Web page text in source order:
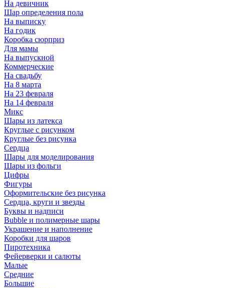
На девичник
Шар определения пола
На выписку
На годик
Коробка сюрприз
Для мамы
На выпускной
Коммерческие
На свадьбу
На 8 марта
На 23 февраля
На 14 февраля
Микс
Шары из латекса
Круглые с рисунком
Круглые без рисунка
Сердца
Шары для моделирования
Шары из фольги
Цифры
Фигуры
Оформительские без рисунка
Сердца, круги и звезды
Буквы и надписи
Bubble и полимерные шары
Украшение и наполнение
Коробки для шаров
Пиротехника
Фейерверки и салюты
Малые
Средние
Большие